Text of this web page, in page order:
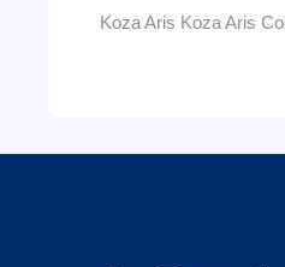
Koza Aris Koza Aris